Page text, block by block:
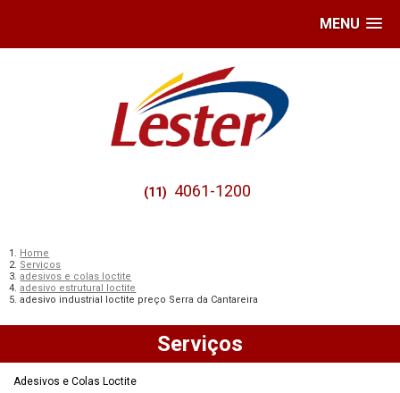
MENU
(11) 4061-1200
Home
Serviços
adesivos e colas loctite
adesivo estrutural loctite
adesivo industrial loctite preço Serra da Cantareira
Serviços
Adesivos e Colas Loctite